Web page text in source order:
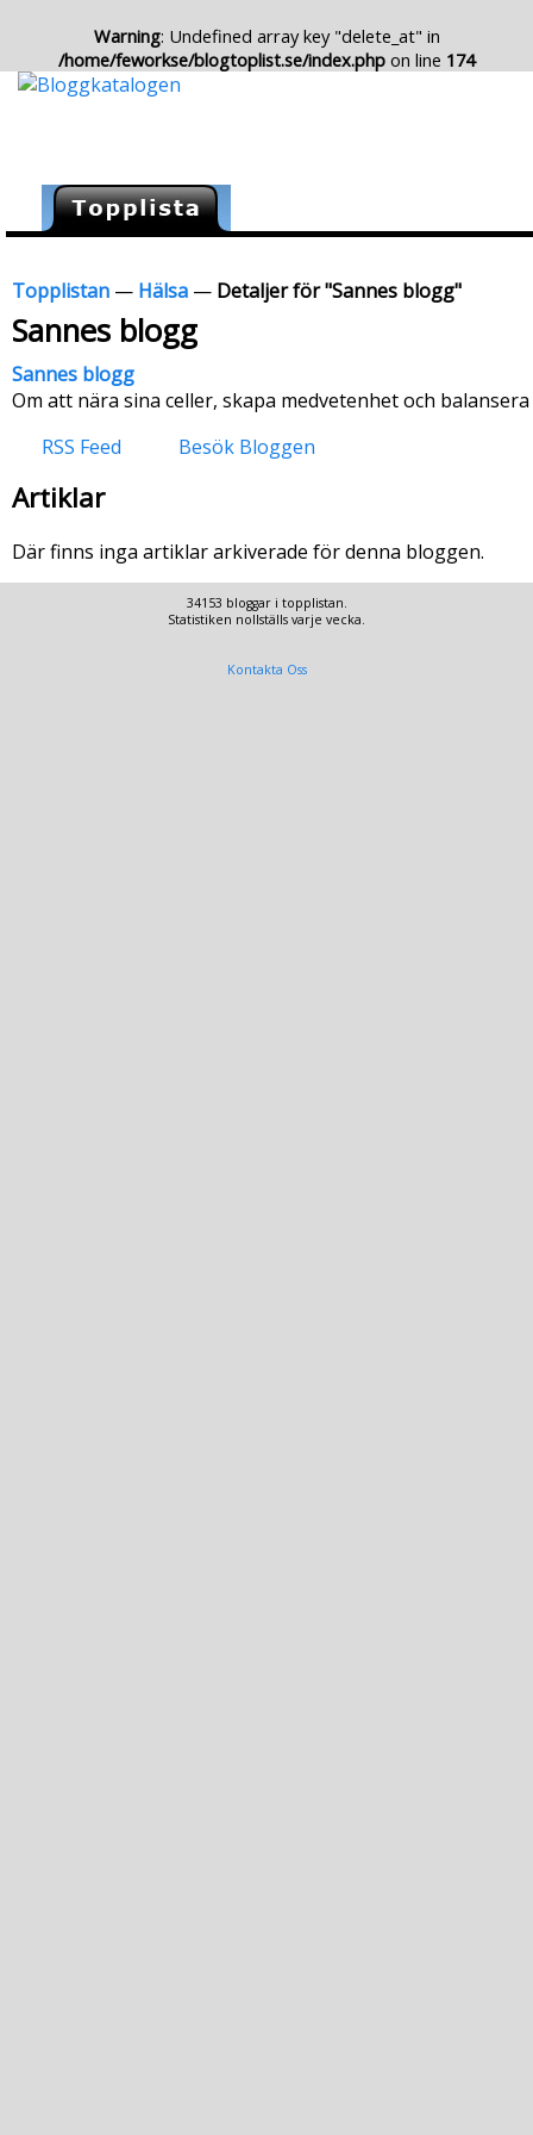
Warning: Undefined array key "delete_at" in
/home/feworkse/blogtoplist.se/index.php on line 174
Topplistan — Hälsa — Detaljer för "Sannes blogg"
Sannes blogg
Sannes blogg
Om att nära sina celler, skapa medvetenhet och
RSS Feed
Besök Bloggen
Artiklar
Där finns inga artiklar arkiverade för denna bloggen.
34153 bloggar i topplistan.
Statistiken nollställs varje vecka.
Kontakta Oss